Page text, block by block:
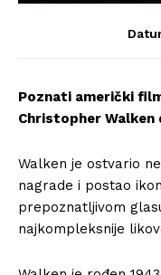
Poznati američki
Christopher Walken
Walken je ostvario
nagrade i postao
prepoznatljivom
najkompleksnije